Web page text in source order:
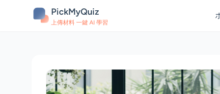
PickMyQuiz
上傳材料 一鍵 AI 學習